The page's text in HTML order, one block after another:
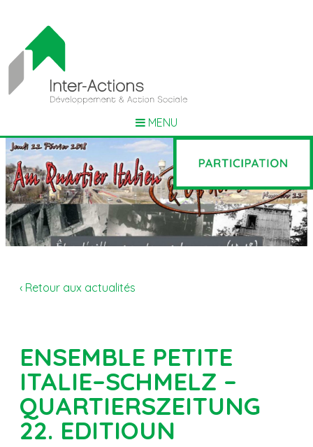
MENU
‹ Retour aux actualités
ENSEMBLE PETITE
ITALIE–SCHMELZ –
QUARTIERSZEITUNG
22. EDITIOUN